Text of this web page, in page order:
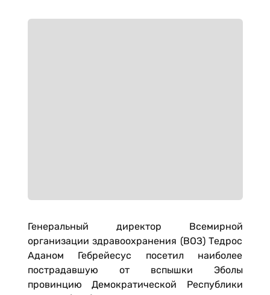
Генеральный директор Всемирной
организации здравоохранения (ВОЗ) Тедрос
Аданом Гебрейесус посетил наиболее
пострадавшую от вспышки Эболы
провинцию Демократической Республики